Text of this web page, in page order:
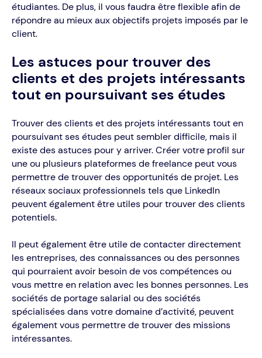
étudiantes. De plus, il vous faudra être flexible afin de
répondre au mieux aux objectifs projets imposés par le
client.
Les astuces pour trouver des
clients et des projets intéressants
tout en poursuivant ses études
Trouver des clients et des projets intéressants tout en
poursuivant ses études peut sembler difficile, mais il
existe des astuces pour y arriver. Créer votre profil sur
une ou plusieurs plateformes de freelance peut vous
permettre de trouver des opportunités de projet. Les
réseaux sociaux professionnels tels que LinkedIn
peuvent également être utiles pour trouver des clients
potentiels.
Il peut également être utile de contacter directement
les entreprises, des connaissances ou des personnes
qui pourraient avoir besoin de vos compétences ou
vous mettre en relation avec les bonnes personnes. Les
sociétés de portage salarial ou des sociétés
spécialisées dans votre domaine d’activité, peuvent
également vous permettre de trouver des missions
intéressantes.